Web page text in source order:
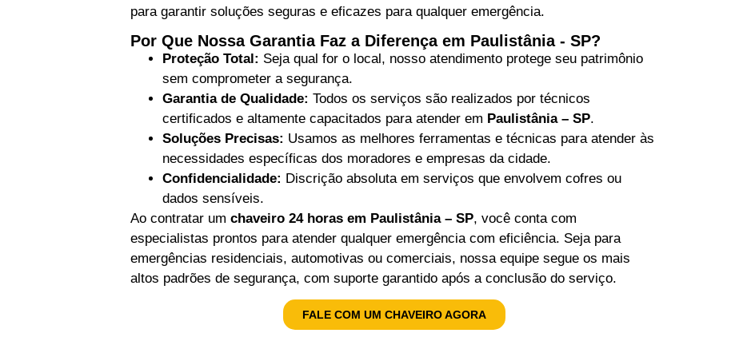
para garantir soluções seguras e eficazes para qualquer emergência.
Por Que Nossa Garantia Faz a Diferença em Paulistânia - SP?
Proteção Total: Seja qual for o local, nosso atendimento protege seu patrimônio
sem comprometer a segurança.
Garantia de Qualidade: Todos os serviços são realizados por técnicos
certificados e altamente capacitados para atender em Paulistânia – SP.
Soluções Precisas: Usamos as melhores ferramentas e técnicas para atender às
necessidades específicas dos moradores e empresas da cidade.
Confidencialidade: Discrição absoluta em serviços que envolvem cofres ou
dados sensíveis.
Ao contratar um chaveiro 24 horas em Paulistânia – SP, você conta com
especialistas prontos para atender qualquer emergência com eficiência. Seja para
emergências residenciais, automotivas ou comerciais, nossa equipe segue os mais
altos padrões de segurança, com suporte garantido após a conclusão do serviço.
FALE COM UM CHAVEIRO AGORA